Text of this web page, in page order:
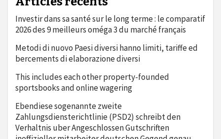
Investir dans sa santé sur le long terme : le comparatif
2026 des 9 meilleurs oméga 3 du marché français
Metodi di nuovo Paesi diversi hanno limiti, tariffe ed
bercements di elaborazione diversi
This includes each other property-founded
sportsbooks and online wagering
Ebendiese sogenannte zweite
Zahlungsdiensterichtlinie (PSD2) schreibt den
Verhaltnis uber Angeschlossen Gutschriften